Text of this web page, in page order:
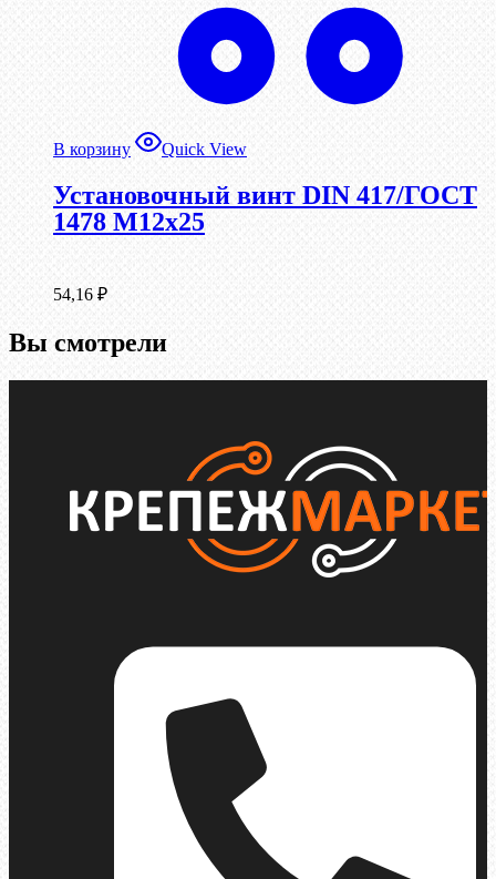
В корзину Quick View
Установочный винт DIN 417/ГОСТ
1478 М12х25
54,16 ₽
Вы смотрели